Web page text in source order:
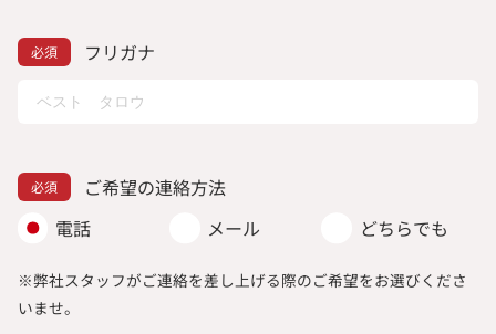
フリガナ
ご希望の連絡方法
電話
メール どちらでも
※弊社スタッフがご連絡を差し上げる際のご希望をお選びくださ
いませ。